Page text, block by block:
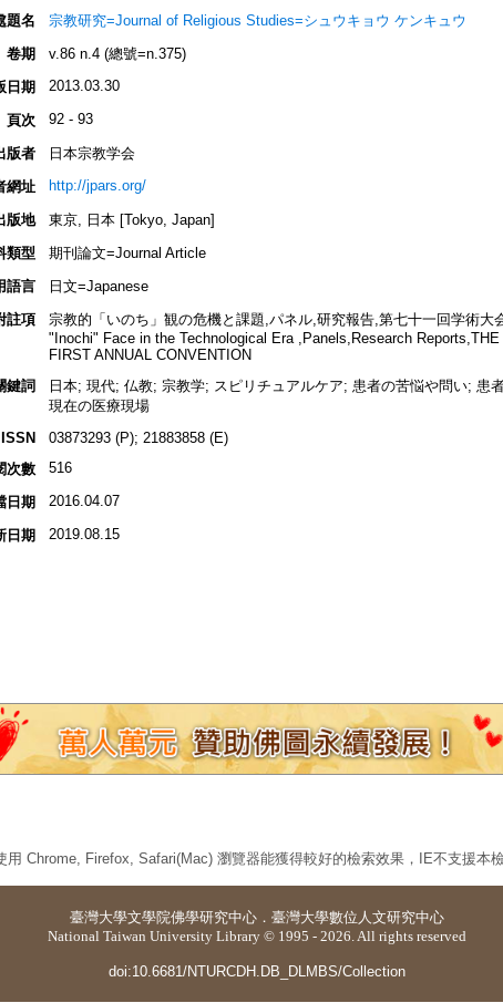
題名
宗教研究=Journal of Religious Studies=シュウキョウ ケンキュウ
卷期
v.86 n.4 (總號=n.375)
日期
2013.03.30
頁次 92 - 93
版者
日本宗教学会
網址
http://jpars.org/
版地
東京, 日本 [Tokyo, Japan]
類型
期刊論文=Journal Article
語言
日文=Japanese
註項
宗教的「いのち」観の危機と課題,パネル,研究報告,第七十一回学術大
"Inochi" Face in the Technological Era ,Panels,Research
FIRST ANNUAL CONVENTION
鍵詞
日本; 現代; 仏教; 宗教学; スピリチュアルケア; 患者の苦悩や問い; 患
現在の医療現場
ISSN
03873293 (P); 21883858 (E)
次數
516
日期 2016.04.07
日期 2019.08.15
用 Chrome, Firefox, Safari(Mac) 瀏覽器能獲得較好的檢索效果，IE不支援本檢
臺灣大學文學院佛學研究中心 ． 臺灣大學數位人文研究中心
National Taiwan University Library © 1995 - 2026. All rights reserved
doi:10.6681/NTURCDH.DB_DLMBS/Collection